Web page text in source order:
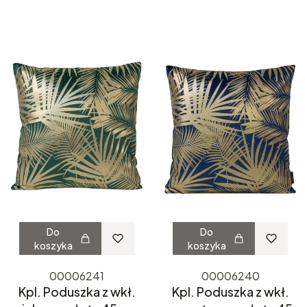
Do
koszyka
00006241
Kpl. Poduszka z wkł.
Do
koszyka
00006240
Kpl. Poduszka z wkł.